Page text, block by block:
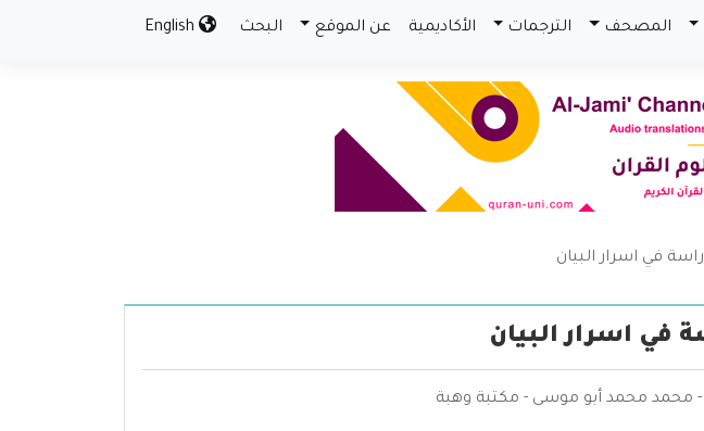
المصحف الترجمات الأكاديمية عن الموقع البحث
في اسرار البيان
في اسرار البيان
- محمد محمد أبو موسى - مكتبة وهبة